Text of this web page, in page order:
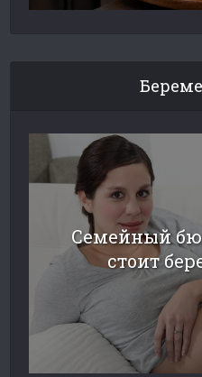
Семейный
стоит